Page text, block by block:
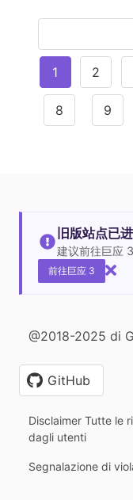
1 2
8 9
旧版站点已
建议前往巨应
前往巨应 3
@2018-2025 di
GitHub
Disclaimer Tutte le
dagli utenti
Segnalazione di